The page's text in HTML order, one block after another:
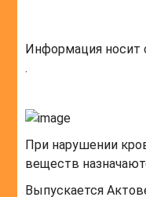
Информация носит
.
При нарушении
веществ
Выпускается